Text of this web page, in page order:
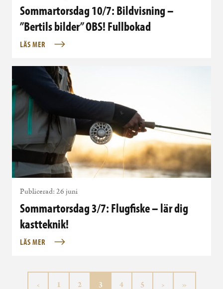
Sommartorsdag 10/7: Bildvisning –
”Bertils bilder” OBS! Fullbokad
LÄS MER
Publicerad: 26 juni
Sommartorsdag 3/7: Flugfiske – lär dig
kastteknik!
LÄS MER
‹ Sida
1 Sida
2 Aktuell sida
3 Sida
4 Sida
5 › »